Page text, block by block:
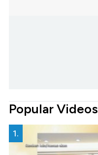
Popular Videos
1.